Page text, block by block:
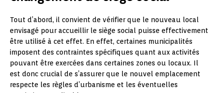
Tout d’abord, il convient de vérifier que le nouveau local
envisagé pour accueillir le siège social puisse effectivement
être utilisé à cet effet. En effet, certaines municipalités
imposent des contraintes spécifiques quant aux activités
pouvant être exercées dans certaines zones ou locaux. Il
est donc crucial de s’assurer que le nouvel emplacement
respecte les règles d’urbanisme et les éventuelles